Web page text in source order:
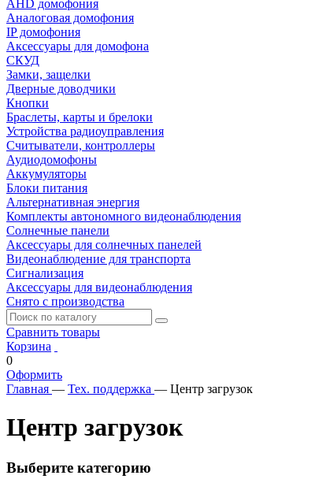
AHD домофония
Аналоговая домофония
IP домофония
Аксессуары для домофона
СКУД
Замки, защелки
Дверные доводчики
Кнопки
Браслеты, карты и брелоки
Устройства радиоуправления
Считыватели, контроллеры
Аудиодомофоны
Аккумуляторы
Блоки питания
Альтернативная энергия
Комплекты автономного видеонаблюдения
Солнечные панели
Аксессуары для солнечных панелей
Видеонаблюдение для транспорта
Сигнализация
Аксессуары для видеонаблюдения
Снято с производства
Сравнить товары
Корзина
0
Оформить
Главная — Тех. поддержка — Центр загрузок
Центр загрузок
Выберите категорию